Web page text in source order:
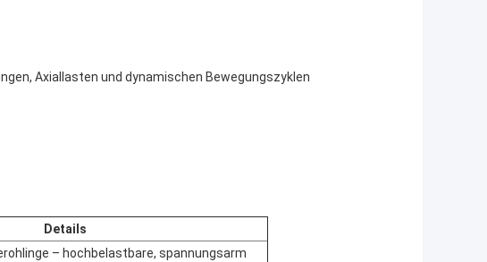
Axiallasten und dynamischen Bewegungszyklen
Details
– hochbelastbare, spannungsarm